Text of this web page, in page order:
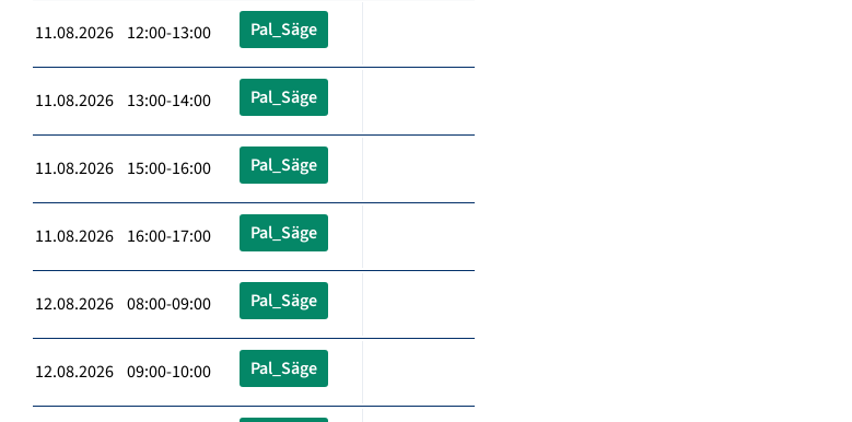
11.08.2026 12:00-13:00 Pal_Säge
11.08.2026 13:00-14:00 Pal_Säge
11.08.2026 15:00-16:00 Pal_Säge
11.08.2026 16:00-17:00 Pal_Säge
12.08.2026 08:00-09:00 Pal_Säge
12.08.2026 09:00-10:00 Pal_Säge